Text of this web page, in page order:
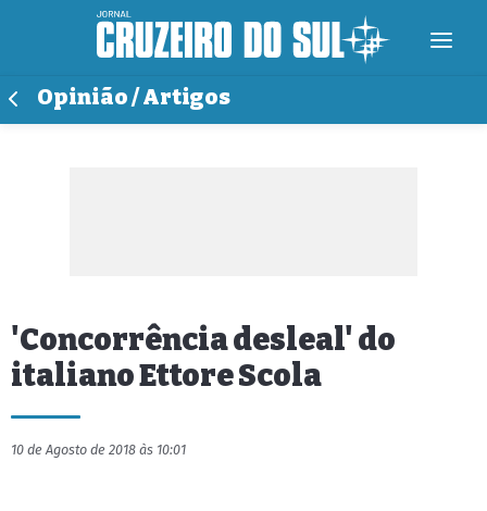
Opinião / Artigos
'Concorrência desleal' do
italiano Ettore Scola
10 de Agosto de 2018 às 10:01